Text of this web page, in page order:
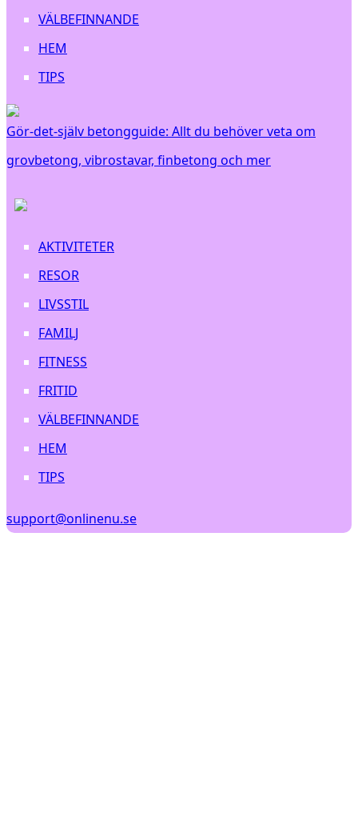
VÄLBEFINNANDE
HEM
TIPS
Gör-det-själv betongguide: Allt du behöver veta om
grovbetong, vibrostavar, finbetong och mer
AKTIVITETER
RESOR
LIVSSTIL
FAMILJ
FITNESS
FRITID
VÄLBEFINNANDE
HEM
TIPS
support@onlinenu.se